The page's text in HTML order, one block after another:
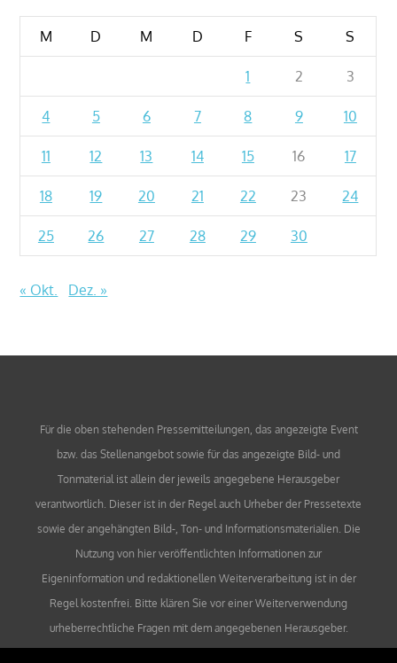
M D M D F S S
1 2 3
4 5 6 7 8 9 10
11 12 13 14 15 16 17
18 19 20 21 22 23 24
25 26 27 28 29 30
« Okt. Dez. »
Für die oben stehenden Pressemitteilungen, das angezeigte Event
bzw. das Stellenangebot sowie für das angezeigte Bild- und
Tonmaterial ist allein der jeweils angegebene Herausgeber
verantwortlich. Dieser ist in der Regel auch Urheber der Pressetexte
sowie der angehängten Bild-, Ton- und Informationsmaterialien. Die
Nutzung von hier veröffentlichten Informationen zur
Eigeninformation und redaktionellen Weiterverarbeitung ist in der
Regel kostenfrei. Bitte klären Sie vor einer Weiterverwendung
urheberrechtliche Fragen mit dem angegebenen Herausgeber.